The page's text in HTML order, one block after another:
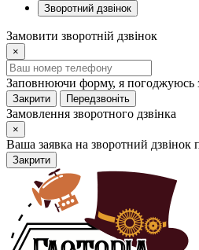
Зворотний дзвінок
Замовити зворотній дзвінок
×
Заповнюючи форму, я погоджуюсь
Закрити Передзвоніть
Замовлення зворотного дзвінка
×
Ваша заявка на зворотний
Закрити